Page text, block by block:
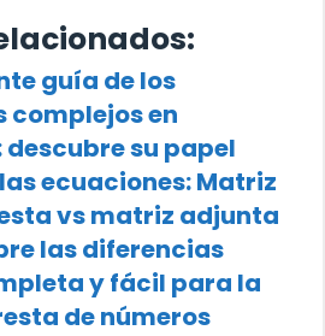
guía de los
complejos en
su papel
ecuaciones: Matriz
vs matriz adjunta
las diferencias
y fácil para la
de números